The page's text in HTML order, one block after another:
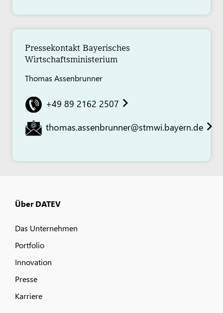
Pressekontakt Bayerisches
Wirtschaftsministerium
Thomas Assenbrunner
+49 89 2162 2507
thomas.assenbrunner@stmwi.bayern.de
Über DATEV
Das Unternehmen
Portfolio
Innovation
Presse
Karriere